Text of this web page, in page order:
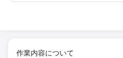
作業内容について